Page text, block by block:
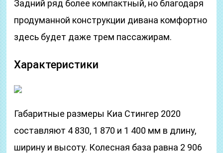
Задний ряд более компактный, но благодаря
продуманной конструкции дивана комфортно
здесь будет даже трем пассажирам.
Характеристики
Габаритные размеры Киа Стингер 2020
составляют 4 830, 1 870 и 1 400 мм в длину,
ширину и высоту. Колесная база равна 2 906